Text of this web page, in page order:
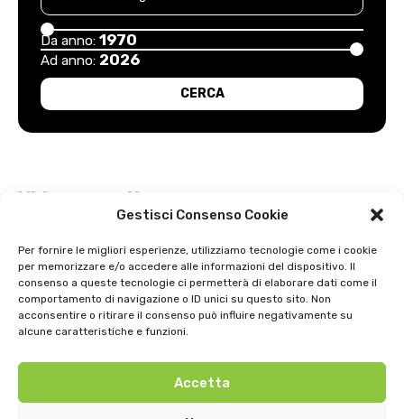
Gestisci Consenso Cookie
Per fornire le migliori esperienze, utilizziamo tecnologie come i cookie
per memorizzare e/o accedere alle informazioni del dispositivo. Il
consenso a queste tecnologie ci permetterà di elaborare dati come il
comportamento di navigazione o ID unici su questo sito. Non
acconsentire o ritirare il consenso può influire negativamente su
alcune caratteristiche e funzioni.
Accetta
Da anno: 1970
Ad anno: 2026
Video recenti
Intervista a Gian Antonio Stella su “L’orda” di Luigi Bardelli 2002
Festa dell’ Unità PDS: interviste 1991